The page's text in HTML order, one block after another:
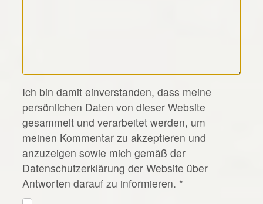
*
Ich bin damit einverstanden, dass meine
persönlichen Daten von dieser Website
gesammelt und verarbeitet werden, um
meinen Kommentar zu akzeptieren und
anzuzeigen sowie mich gemäß der
Datenschutzerklärung der Website über
Antworten darauf zu informieren. *